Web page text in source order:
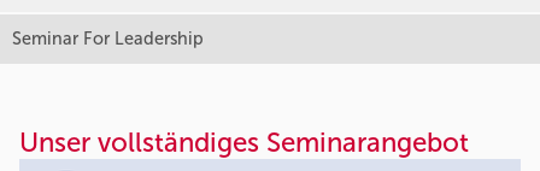
Seminar For Leadership
Unser vollständiges Seminarangebot